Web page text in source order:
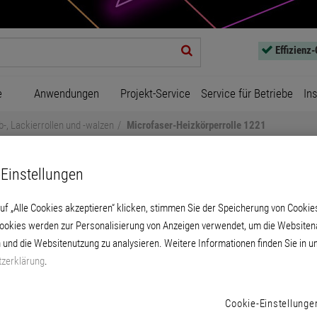
Anwendungen Projekt-Service Service für Betriebe
, Lackierrollen und -walzen Microfaser-Heizkörperrolle 1221
Heizkörperrolle
100 % Polyester-Endlosfasern,
„Alle Cookies akzeptieren“ klicken, stimmen Sie der Speicherung von
werden zur Personalisierung von Anzeigen verwendet, um die
die Websitenutzung zu analysieren. Weitere Informationen finden Sie in
.
Cookie-